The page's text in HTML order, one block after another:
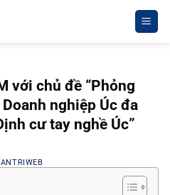
với chủ đề “Phỏng
nghiệp Úc đa
cư tay nghề Úc”